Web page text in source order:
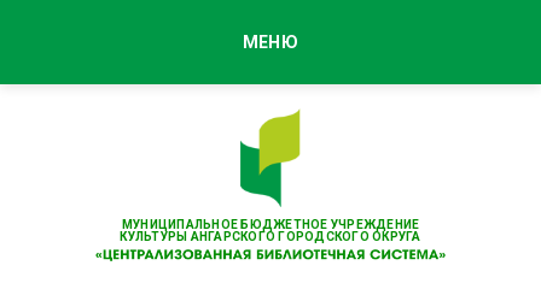
МУНИЦИПАЛЬНОЕ БЮДЖЕТНОЕ УЧРЕЖДЕНИЕ
КУЛЬТУРЫ АНГАРСКОГО ГОРОДСКОГО ОКРУГА
МЕНЮ